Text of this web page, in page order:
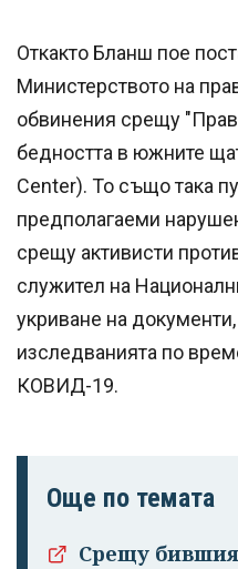
Откакто Бланш пое
Министерството на
обвинения срещу
бедността в южните
Center). То също така
предполагаеми
срещу активисти
служител на
укриване на
изследванията по
КОВИД-19.
Още по темата
Срещу